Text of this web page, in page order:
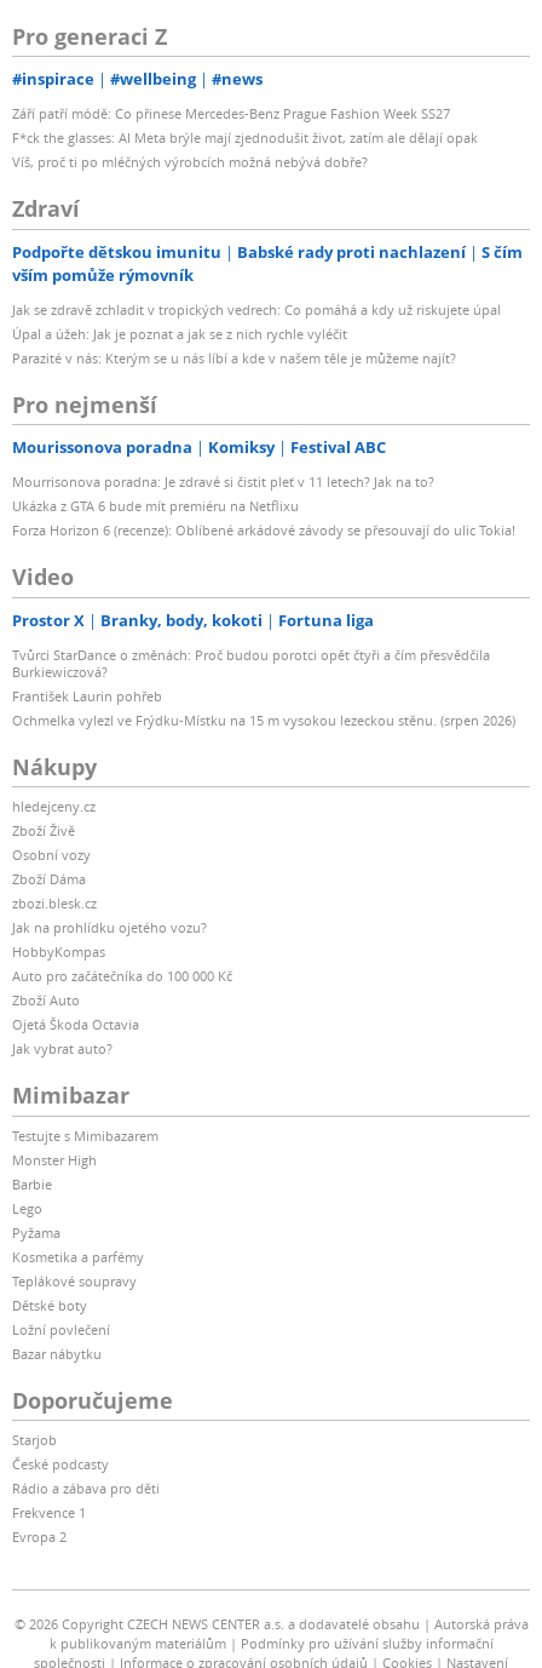
Pro generaci Z
#inspirace #wellbeing #news
Září patří módě: Co přinese Mercedes-Benz Prague Fashion Week SS27
F*ck the glasses: AI Meta brýle mají zjednodušit život, zatím ale dělají opak
Víš, proč ti po mléčných výrobcích možná nebývá dobře?
Zdraví
Podpořte dětskou imunitu Babské rady proti nachlazení
S čím
vším pomůže rýmovník
Jak se zdravě zchladit v tropických vedrech: Co pomáhá a kdy už riskujete úpal
Úpal a úžeh: Jak je poznat a jak se z nich rychle vyléčit
Parazité v nás: Kterým se u nás líbí a kde v našem těle je můžeme najít?
Pro nejmenší
Mourissonova poradna Komiksy Festival ABC
Mourrisonova poradna: Je zdravé si čistit pleť v 11 letech? Jak na to?
Ukázka z GTA 6 bude mít premiéru na Netflixu
Forza Horizon 6 (recenze): Oblíbené arkádové závody se přesouvají do ulic Tokia!
Video
Prostor X Branky, body, kokoti Fortuna liga
Tvůrci StarDance o změnách: Proč budou porotci opět čtyři a čím přesvědčila
Burkiewiczová?
František Laurin pohřeb
Ochmelka vylezl ve Frýdku-Místku na 15 m vysokou lezeckou stěnu. (srpen 2026)
Nákupy
hledejceny.cz
Zboží Živě
Osobní vozy
Zboží Dáma
zbozi.blesk.cz
Jak na prohlídku ojetého vozu?
HobbyKompas
Auto pro začátečníka do 100 000 Kč
Zboží Auto
Ojetá Škoda Octavia
Jak vybrat auto?
Mimibazar
Testujte s Mimibazarem
Monster High
Barbie
Lego
Pyžama
Kosmetika a parfémy
Teplákové soupravy
Dětské boty
Ložní povlečení
Bazar nábytku
Doporučujeme
Starjob
České podcasty
Rádio a zábava pro děti
Frekvence 1
Evropa 2
© 2026 Copyright CZECH NEWS CENTER a.s. a dodavatelé obsahu
Autorská práva
k publikovaným materiálům
Podmínky pro užívání služby informační
společnosti
Informace o zpracování osobních údajů Cookies Nastavení